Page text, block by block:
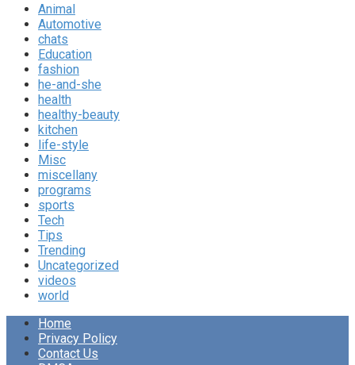
Animal
Automotive
chats
Education
fashion
he-and-she
health
healthy-beauty
kitchen
life-style
Misc
miscellany
programs
sports
Tech
Tips
Trending
Uncategorized
videos
world
Home
Privacy Policy
Contact Us